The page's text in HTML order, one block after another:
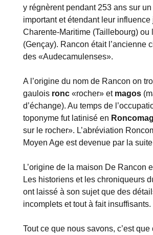
y régnèrent pendant 253 ans sur
important et étendant leur influence
Charente-Maritime (Taillebourg) ou
(Gençay). Rancon était l’ancienne
des «Audecamulenses».
A l’origine du nom de Rancon on
gaulois ronc «rocher» et magos
d’échange). Au temps de
toponyme fut latinisé en
sur le rocher». L’abréviation
Moyen Age est devenue par la
L’origine de la maison De Rancon
Les historiens et les chroniqueurs
ont laissé à son sujet que des
incomplets et tout à fait insuffisants.
Tout ce que nous savons, c’est